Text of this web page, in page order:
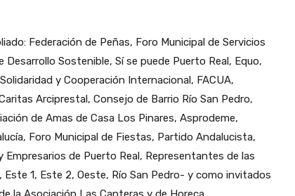
Federación de Peñas, Foro Municipal de Servicios
Sostenible, Sí se puede Puerto Real, Equo,
y Cooperación Internacional, FACUA,
Arciprestal, Consejo de Barrio Río San Pedro,
de Amas de Casa Los Pinares, Asprodeme,
Foro Municipal de Fiestas, Partido Andalucista,
de Puerto Real, Representantes de las
Este 1, Este 2, Oeste, Río San Pedro- y como invitados